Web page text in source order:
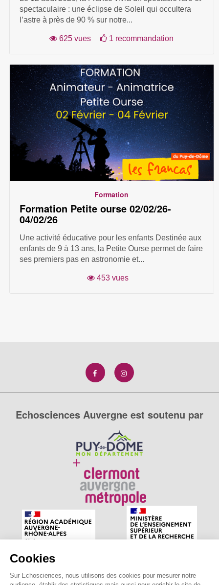
Cookies
Sur Echosciences, nous utilisons des cookies pour mesurer notre
spectaculaire : une éclipse de Soleil qui occultera
l’astre à près de 90 % sur notre...
625 vues 1 recommandation
Formation
Formation Petite ourse 02/02/26-
04/02/26
Une activité éducative pour les enfants Destinée aux
enfants de 9 à 13 ans, la Petite Ourse permet de faire
ses premiers pas en astronomie et...
453 vues
Echosciences Auvergne est soutenu par
Echosciences Auvergne est le réseau social des amateurs